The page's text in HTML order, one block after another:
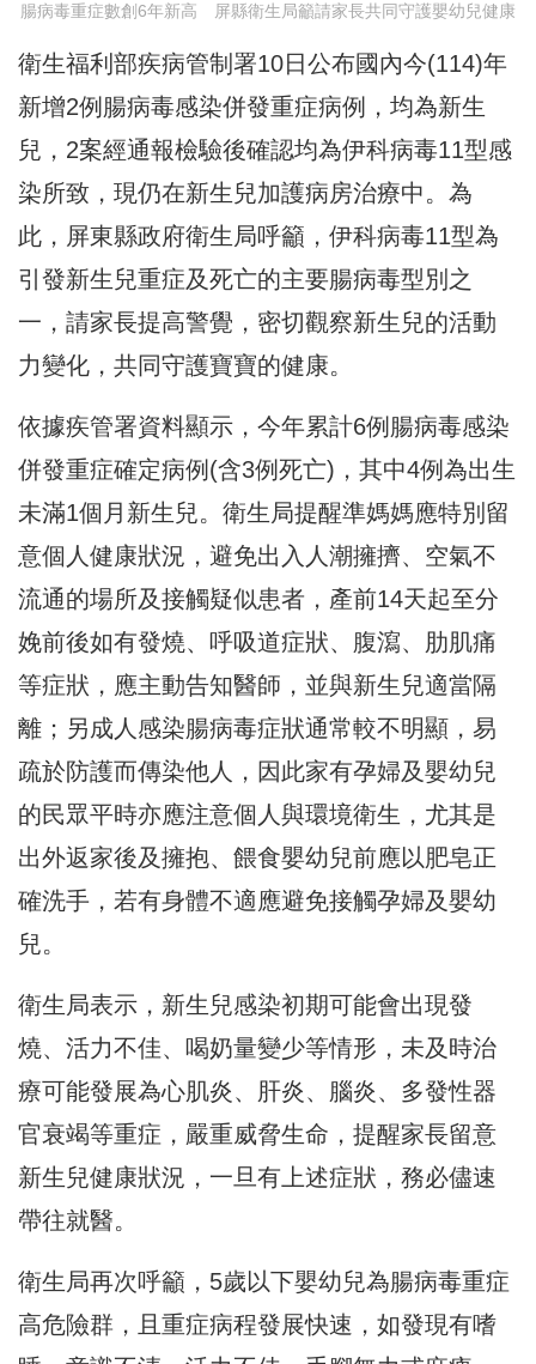
腸病毒重症數創6年新高 屏縣衛生局籲請家長共同守護嬰幼兒健康
衛生福利部疾病管制署10日公布國內今(114)年
新增2例腸病毒感染併發重症病例，均為新生
兒，2案經通報檢驗後確認均為伊科病毒11型感
染所致，現仍在新生兒加護病房治療中。為
此，屏東縣政府衛生局呼籲，伊科病毒11型為
引發新生兒重症及死亡的主要腸病毒型別之
一，請家長提高警覺，密切觀察新生兒的活動
力變化，共同守護寶寶的健康。
依據疾管署資料顯示，今年累計6例腸病毒感染
併發重症確定病例(含3例死亡)，其中4例為出生
未滿1個月新生兒。衛生局提醒準媽媽應特別留
意個人健康狀況，避免出入人潮擁擠、空氣不
流通的場所及接觸疑似患者，產前14天起至分
娩前後如有發燒、呼吸道症狀、腹瀉、肋肌痛
等症狀，應主動告知醫師，並與新生兒適當隔
離；另成人感染腸病毒症狀通常較不明顯，易
疏於防護而傳染他人，因此家有孕婦及嬰幼兒
的民眾平時亦應注意個人與環境衛生，尤其是
出外返家後及擁抱、餵食嬰幼兒前應以肥皂正
確洗手，若有身體不適應避免接觸孕婦及嬰幼
兒。
衛生局表示，新生兒感染初期可能會出現發
燒、活力不佳、喝奶量變少等情形，未及時治
療可能發展為心肌炎、肝炎、腦炎、多發性器
官衰竭等重症，嚴重威脅生命，提醒家長留意
新生兒健康狀況，一旦有上述症狀，務必儘速
帶往就醫。
衛生局再次呼籲，5歲以下嬰幼兒為腸病毒重症
高危險群，且重症病程發展快速，如發現有嗜